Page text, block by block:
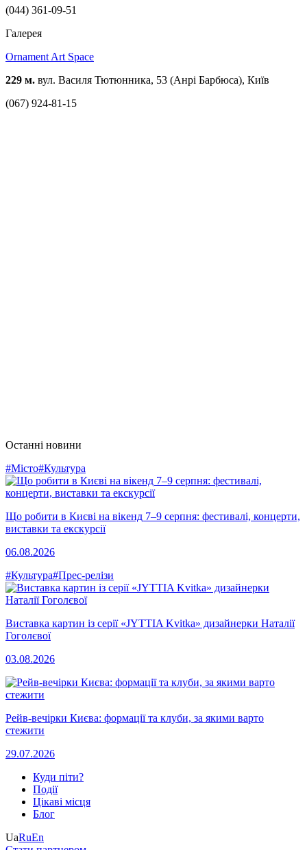
(044) 361-09-51
Галерея
Ornament Art Space
229 м. вул. Василя Тютюнника, 53 (Анрі Барбюса), Київ
(067) 924-81-15
Останні новини
#Місто#Культура
Що робити в Києві на вікенд 7–9 серпня: фестивалі, концерти,
виставки та екскурсії
06.08.2026
#Культура#Прес-релізи
Виставка картин із серії «JYTTIA Kvitka» дизайнерки Наталії
Гоголєвої
03.08.2026
Рейв-вечірки Києва: формації та клуби, за якими варто
стежити
29.07.2026
Куди піти?
Події
Цікаві місця
Блог
UaRuEn